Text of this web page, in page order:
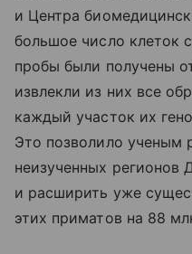
и Центра
большое число клеток
пробы были получены
извлекли из них все
каждый участок их
Это позволило ученым
неизученных регионов
и расширить уже
этих приматов на 88